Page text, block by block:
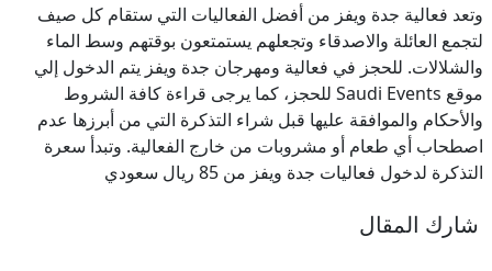
وتعد فعالية جدة ويفز من أفضل الفعاليات التي ستقام كل صيف
لتجمع العائلة والاصدقاء وتجعلهم يستمتعون بوقتهم وسط الماء
والشلالات. للحجز في فعالية ومهرجان جدة ويفز يتم الدخول إلي
موقع Saudi Events للحجز، كما يرجى قراءة كافة الشروط
والأحكام والموافقة عليها قبل شراء التذكرة التي من أبرزها عدم
اصطحاب أي طعام أو مشروبات من خارج الفعالية. وتبدأ سعرة
التذكرة لدخول فعاليات جدة ويفز من 85 ريال سعودي
شارك المقال